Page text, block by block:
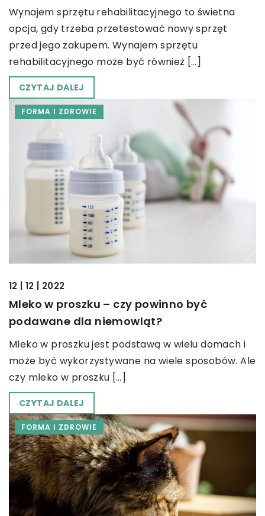
Wynajem sprzętu rehabilitacyjnego to świetna
opcja, gdy trzeba przetestować nowy sprzęt
przed jego zakupem. Wynajem sprzętu
rehabilitacyjnego może być również […]
CZYTAJ DALEJ
FORMA I ZDROWIE
12 | 12 | 2022
Mleko w proszku – czy powinno być
podawane dla niemowląt?
Mleko w proszku jest podstawą w wielu domach i
może być wykorzystywane na wiele sposobów. Ale
czy mleko w proszku […]
CZYTAJ DALEJ
FORMA I ZDROWIE